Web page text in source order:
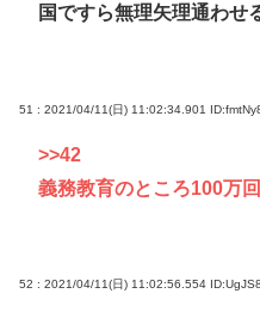
国ですら無理矢理通わせ
51 : 2021/04/11(日) 11:02:34.901
>>42
義務教育のところ100万
52 : 2021/04/11(日) 11:02:56.554